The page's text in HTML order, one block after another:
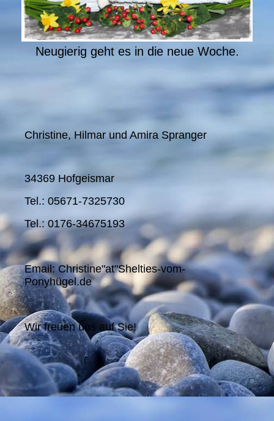
Neugierig geht es in die neue Woche.
Christine, Hilmar und Amira Spranger
34369 Hofgeismar
Tel.: 05671-7325730
Tel.: 0176-34675193
Email: Christine"at"Shelties-vom-
Ponyhügel.de
Wir freuen uns auf Sie!